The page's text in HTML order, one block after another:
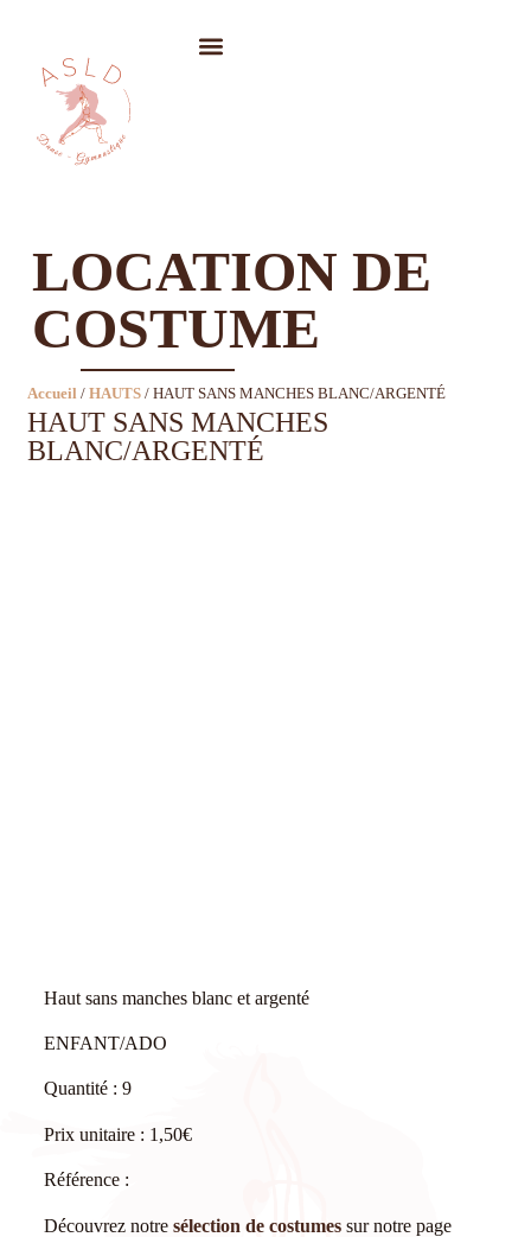
LOCATION DE
COSTUME
Accueil / HAUTS / HAUT SANS MANCHES BLANC/ARGENTÉ
HAUT SANS MANCHES
BLANC/ARGENTÉ
Haut sans manches blanc et argenté
ENFANT/ADO
Quantité : 9
Prix unitaire : 1,50€
Référence :
Découvrez notre sélection de costumessur notre page